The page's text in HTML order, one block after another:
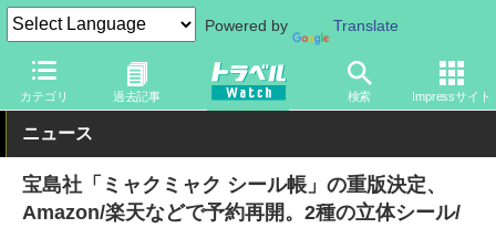
Powered by Translate
カテゴリ 過去記事 検索 Impressサイト
トラベル Watch イベント 国際博覧会 2025年大阪・関西万博
ニュース
宝島社「ミャクミャク シール帳」の重版決定、
Amazon/楽天などで予約再開。2種の立体シール/